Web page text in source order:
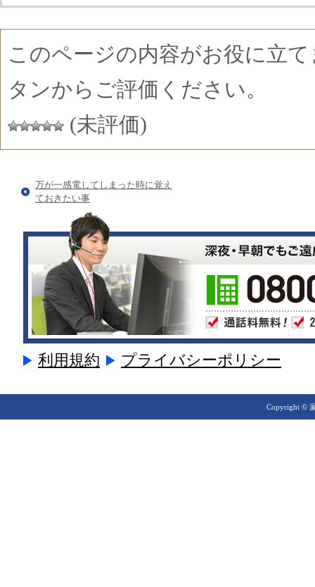
このページの内容がお役に立
タンからご評価ください。
(未評価)
万が一感電してしまった時に覚え
ておきたい事
利用規約 プライバシーポリシー
Copyright ©